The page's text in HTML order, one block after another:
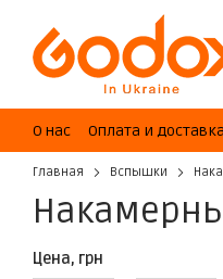
Перейти к основному
О нас Оплата и доставка
Главная Вспышки
Цена, грн